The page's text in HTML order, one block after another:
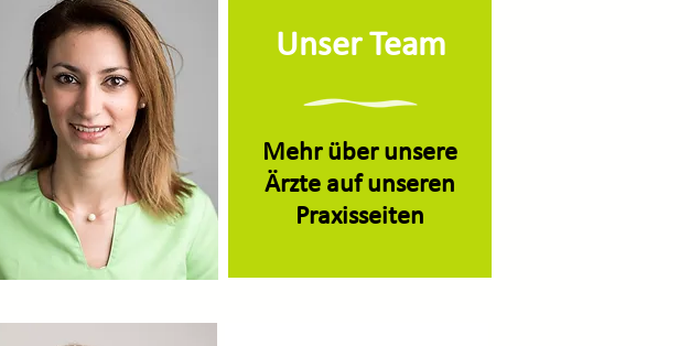
Unser Team
Mehr über unsere
Ärzte auf unseren
Praxisseiten